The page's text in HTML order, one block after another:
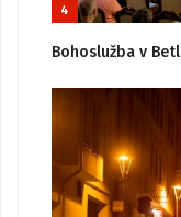
4
Bohoslužba v